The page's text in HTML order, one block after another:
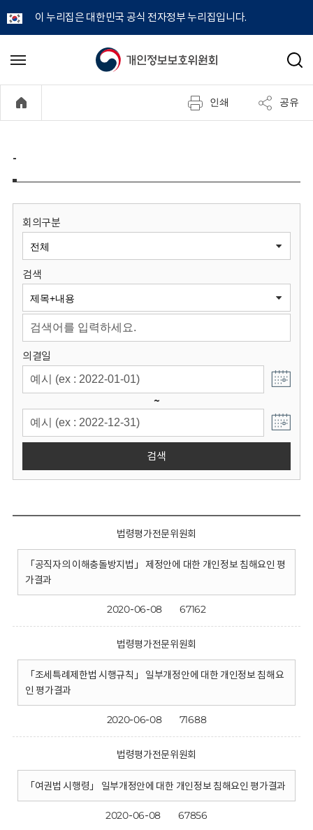
이 누리집은 대한민국 공식 전자정부 누리집입니다.
개
정
보
원
회
메
기
검
인쇄 공유
-
회의구분
검색
의결일
~
검색
법령평가전문위원회
「공직자의 이해충돌방지법」 제정안에 대한 개인정보 침해요인 평
가결과
2020-06-08 67162
법령평가전문위원회
「조세특례제한법 시행규칙」 일부개정안에 대한 개인정보 침해요
인 평가결과
2020-06-08 71688
법령평가전문위원회
「여권법 시행령」 일부개정안에 대한 개인정보 침해요인 평가결과
2020-06-08 67856